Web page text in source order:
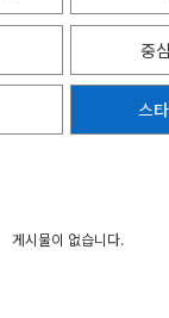
중
스
게시물이 없습니다.